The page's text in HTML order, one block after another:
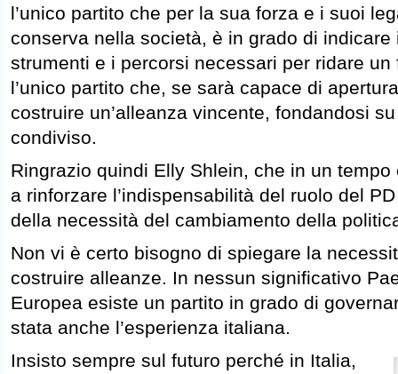
l’unico partito che per la sua forza e i suoi
conserva nella società, è in grado di indicare
strumenti e i percorsi necessari per ridare un
l’unico partito che, se sarà capace di
costruire un’alleanza vincente, fondandosi
condiviso.
Ringrazio quindi Elly Shlein, che in un
a rinforzare l’indispensabilità del ruolo del
della necessità del cambiamento della
Non vi è certo bisogno di spiegare la
costruire alleanze. In nessun significativo
Europea esiste un partito in grado di
stata anche l’esperienza italiana.
Insisto sempre sul futuro perché in Italia,